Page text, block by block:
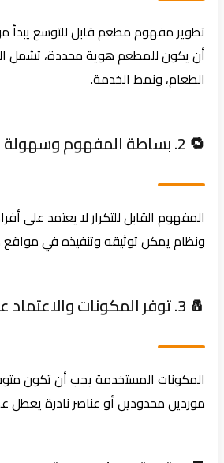
تطوير مفهوم مطعم قابل للتوسع يبدأ من
أن يكون للمطعم هوية محددة، تشمل
الطعام، ونمط الخدمة.
المفهوم القابل للتكرار لا يعتمد على
ونظام يمكن توثيقه وتنفيذه في مواقع
المكونات المستخدمة يجب أن تكون
موردين محدودين أو عناصر نادرة يعطل